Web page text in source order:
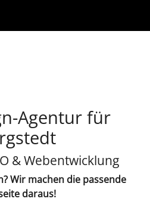
Agentur für
& Webentwicklung
Wir machen die passende
daraus!